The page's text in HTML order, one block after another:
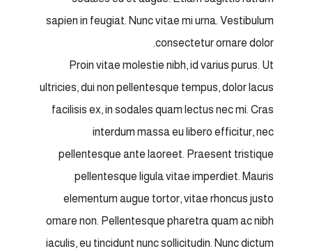
sapien in feugiat. Nunc vitae mi urna. Vestibulum
consectetur ornare dolor.
Proin vitae molestie nibh, id varius purus. Ut
ultricies, dui non pellentesque tempus, dolor lacus
facilisis ex, in sodales quam lectus nec mi. Cras
interdum massa eu libero efficitur, nec
pellentesque ante laoreet. Praesent tristique
pellentesque ligula vitae imperdiet. Mauris
elementum augue tortor, vitae rhoncus justo
ornare non. Pellentesque pharetra quam ac nibh
iaculis, eu tincidunt nunc sollicitudin. Nunc dictum